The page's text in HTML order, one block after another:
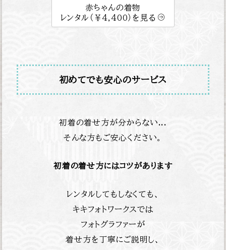
赤ちゃんの着物
レンタル（￥4,400）を見る
初めてでも安心のサービス
初着の着せ方が分からない...
そんな方もご安心ください。
初着の着せ方にはコツがあります
レンタルしてもしなくても、
キキフォトワークスでは
フォトグラファーが
着せ方を丁寧にご説明し、